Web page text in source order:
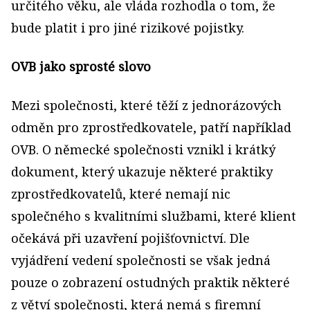
určitého věku, ale vláda rozhodla o tom, že
bude platit i pro jiné rizikové pojistky.
OVB jako sprosté slovo
Mezi společnosti, které těží z jednorázových
odměn pro zprostředkovatele, patří například
OVB. O německé společnosti vznikl i krátký
dokument, který ukazuje některé praktiky
zprostředkovatelů, které nemají nic
společného s kvalitními službami, které klient
očekává při uzavření pojišťovnictví. Dle
vyjádření vedení společnosti se však jedná
pouze o zobrazení ostudných praktik některé
z větví společnosti, která nemá s firemní